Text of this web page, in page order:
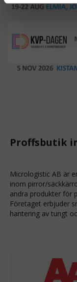
Proffsbutik
Micrologistic AB är
inom pirror/
andra produkter för
Företaget erbjuder
hantering av tungt